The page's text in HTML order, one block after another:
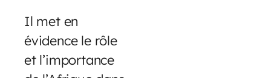
Il met en
évidence le rôle
et l’importance